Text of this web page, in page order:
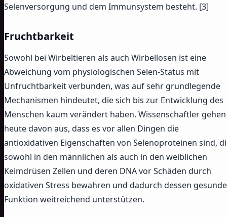
Selenversorgung und dem Immunsystem besteht. [3]
Fruchtbarkeit
Sowohl bei Wirbeltieren als auch Wirbellosen ist eine
Abweichung vom physiologischen Selen-Status mit
Unfruchtbarkeit verbunden, was auf sehr grundlegende
Mechanismen hindeutet, die sich bis zur Entwicklung des
Menschen kaum verändert haben. Wissenschaftler gehen
heute davon aus, dass es vor allen Dingen die
antioxidativen Eigenschaften von Selenoproteinen sind,
sowohl in den männlichen als auch in den weiblichen
Keimdrüsen Zellen und deren DNA vor Schäden durch
oxidativen Stress bewahren und dadurch dessen gesunde
Funktion weitreichend unterstützen.